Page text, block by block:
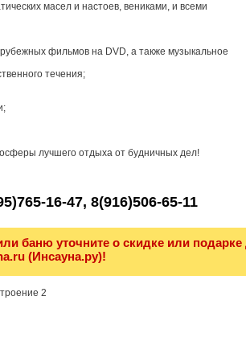
масел и настоев, вениками, и всеми
фильмов на DVD, а также музыкальное
течения;
лучшего отдыха от будничных дел!
16-47, 8(916)506-65-11
баню уточните о скидке или подарке
(Инсауна.ру)!
2